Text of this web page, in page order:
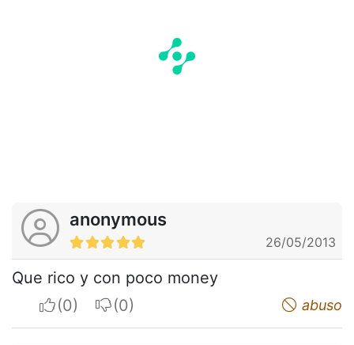
anonymous
26/05/2013
Que rico y con poco money
I apreciateI do not appreciate abuso